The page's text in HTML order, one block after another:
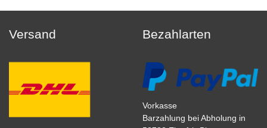
Versand Bezahlarten
Vorkasse
Barzahlung bei Abholung in